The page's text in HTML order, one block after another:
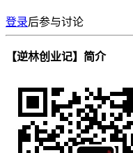
登录后参与讨论
【逆林创业记】简介